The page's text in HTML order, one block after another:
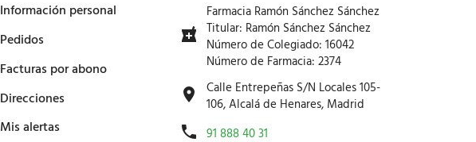
Información personal
Pedidos
Facturas por abono
Direcciones
Mis alertas
Farmacia Ramón Sánchez Sánchez
Titular: Ramón Sánchez Sánchez
Número de Colegiado: 16042
Número de Farmacia: 2374
Calle Entrepeñas S/N Locales 105-
106, Alcalá de Henares, Madrid
91 888 40 31